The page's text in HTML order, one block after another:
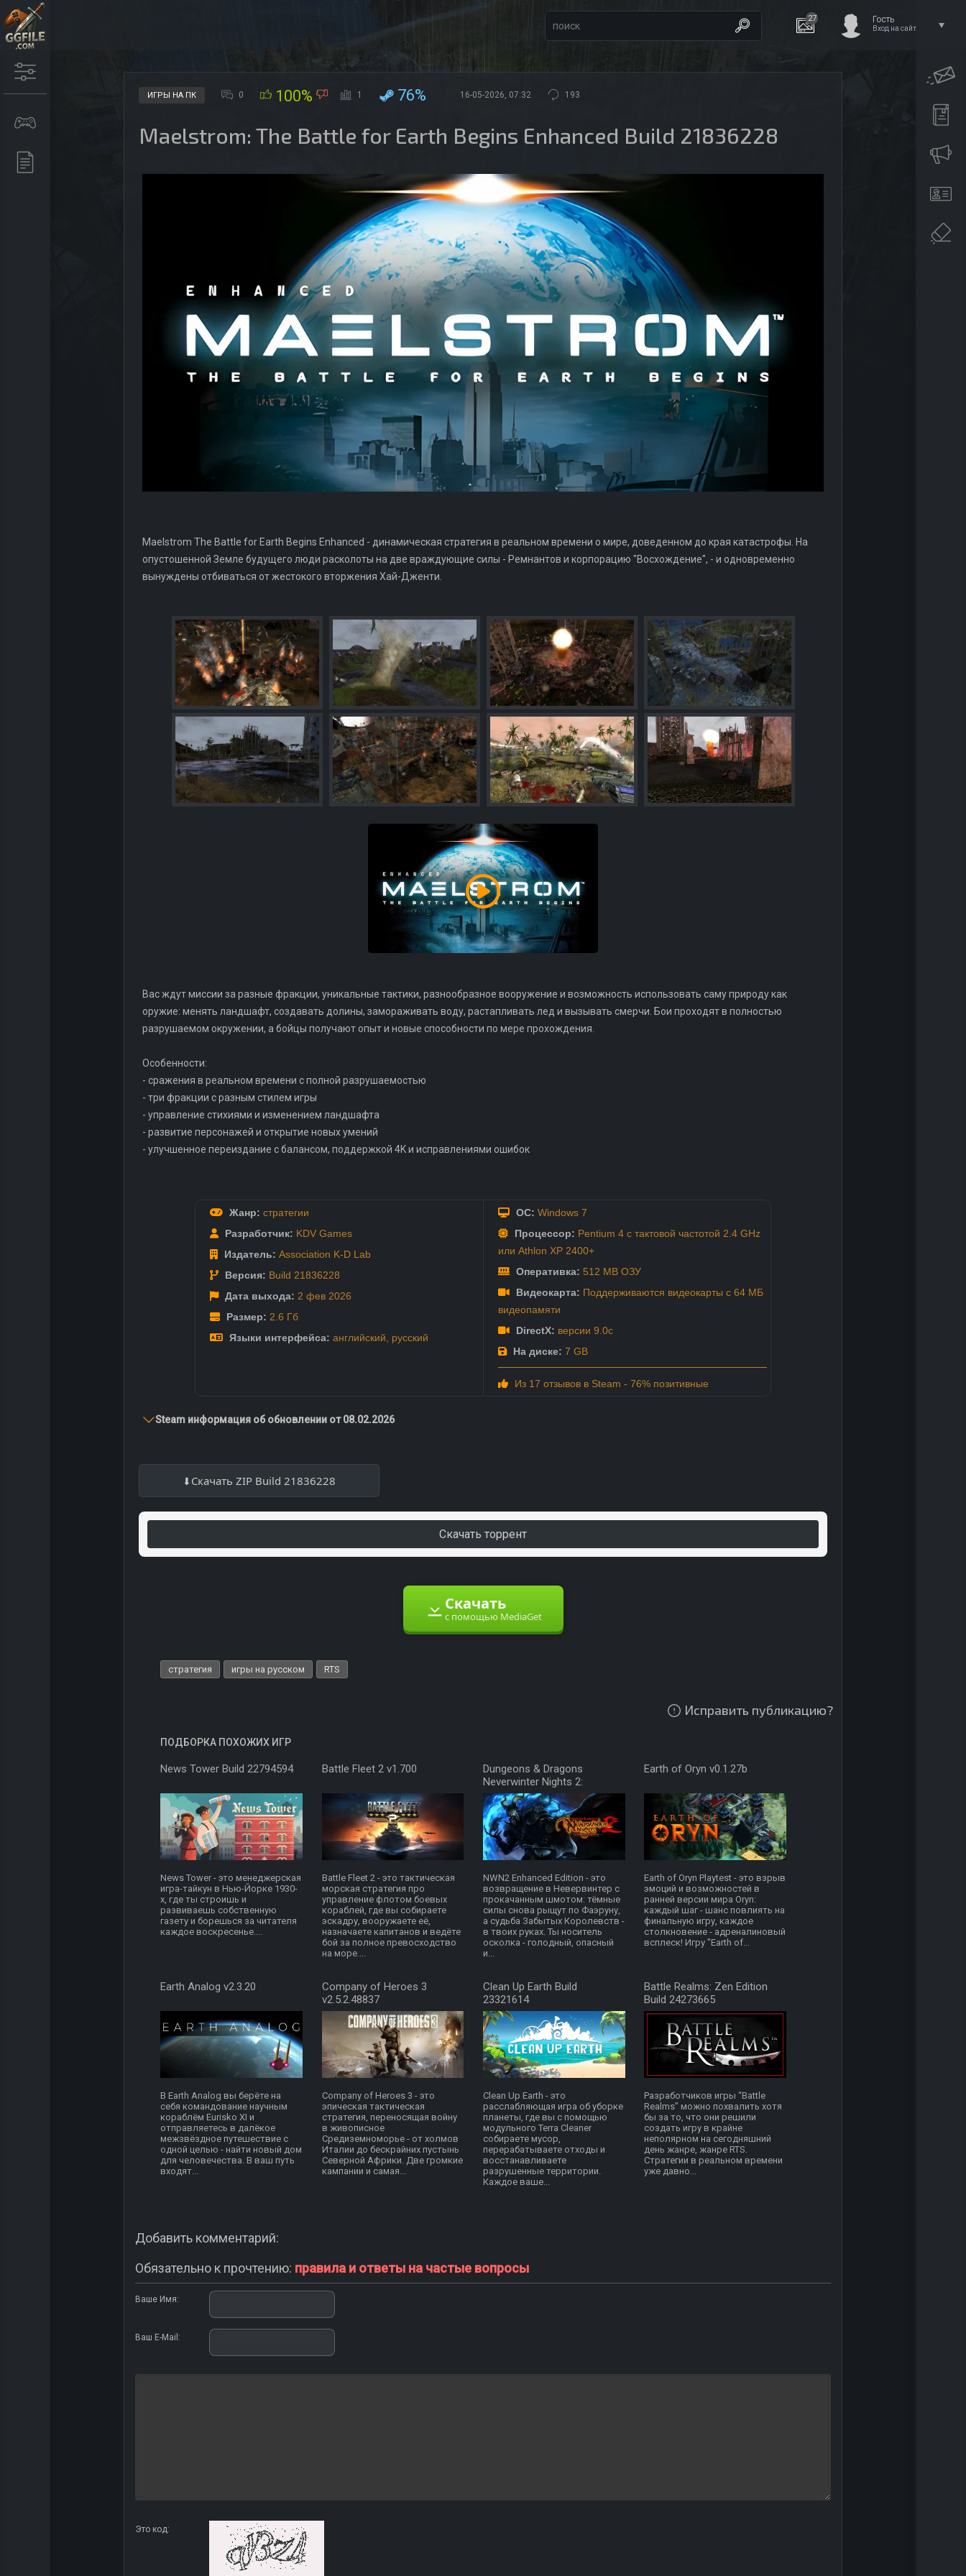
27 Гость
Вход на сайт
ИГРЫ НА ПК 0 100% 1 76% 16-05-2026, 07:32 193
Maelstrom: The Battle for Earth Begins Enhanced Build 21836228
Maelstrom The Battle for Earth Begins Enhanced - динамическая стратегия в реальном времени о мире, доведенном до края катастрофы. На
опустошенной Земле будущего люди расколоты на две враждующие силы - Ремнантов и корпорацию "Восхождение", - и одновременно
вынуждены отбиваться от жестокого вторжения Хай-Дженти.
Вас ждут миссии за разные фракции, уникальные тактики, разнообразное вооружение и возможность использовать саму природу как
оружие: менять ландшафт, создавать долины, замораживать воду, растапливать лед и вызывать смерчи. Бои проходят в полностью
разрушаемом окружении, а бойцы получают опыт и новые способности по мере прохождения.
Особенности:
- сражения в реальном времени с полной разрушаемостью
- три фракции с разным стилем игры
- управление стихиями и изменением ландшафта
- развитие персонажей и открытие новых умений
- улучшенное переиздание с балансом, поддержкой 4K и исправлениями ошибок
Жанр: стратегии
Разработчик: KDV Games
Издатель: Association K-D Lab
Версия: Build 21836228
Дата выхода: 2 фев 2026
Размер: 2.6 Гб
Языки интерфейса: английский, русский
ОС: Windows 7
Процессор: Pentium 4 с тактовой частотой 2.4 GHz
или Athlon XP 2400+
Оперативка: 512 MB ОЗУ
Видеокарта: Поддерживаются видеокарты с 64 МБ
видеопамяти
DirectX: версии 9.0c
На диске: 7 GB
Из 17 отзывов в Steam - 76% позитивные
Steam информация об обновлении от 08.02.2026
Скачать ZIP Build 21836228
Скачать торрент
Скачать
с помощью MediaGet
стратегия игры на русском RTS
Исправить публикацию?
ПОДБОРКА ПОХОЖИХ ИГР
News Tower Build 22794594
News Tower - это менеджерская
игра-тайкун в Нью-Йорке 1930-
х, где ты строишь и
развиваешь собственную
газету и борешься за читателя
каждое воскресенье....
Battle Fleet 2 v1.700
Battle Fleet 2 - это тактическая
морская стратегия про
управление флотом боевых
кораблей, где вы собираете
эскадру, вооружаете её,
назначаете капитанов и ведёте
бой за полное превосходство
на море....
Dungeons & Dragons
Neverwinter Nights 2:
NWN2 Enhanced Edition - это
возвращение в Невервинтер с
прокачанным шмотом: тёмные
силы снова рыщут по Фаэруну,
а судьба Забытых Королевств -
в твоих руках. Ты носитель
осколка - голодный, опасный
и...
Earth of Oryn v0.1.27b
Earth of Oryn Playtest - это взрыв
эмоций и возможностей в
ранней версии мира Oryn:
каждый шаг - шанс повлиять на
финальную игру, каждое
столкновение - адреналиновый
всплеск! Игру "Earth of...
Earth Analog v2.3.20
В Earth Analog вы берёте на
себя командование научным
кораблём Eurisko XI и
отправляетесь в далёкое
межзвёздное путешествие с
одной целью - найти новый дом
для человечества. В ваш путь
входят...
Company of Heroes 3
v2.5.2.48837
Company of Heroes 3 - это
эпическая тактическая
стратегия, переносящая войну
в живописное
Средиземноморье - от холмов
Италии до бескрайних пустынь
Северной Африки. Две громкие
кампании и самая...
Clean Up Earth Build
23321614
Clean Up Earth - это
расслабляющая игра об уборке
планеты, где вы с помощью
модульного Terra Cleaner
собираете мусор,
перерабатываете отходы и
восстанавливаете
разрушенные территории.
Каждое ваше...
Battle Realms: Zen Edition
Build 24273665
Разработчиков игры “Battle
Realms” можно похвалить хотя
бы за то, что они решили
создать игру в крайне
неполярном на сегодняшний
день жанре, жанре RTS.
Стратегии в реальном времени
уже давно...
Добавить комментарий:
Обязательно к прочтению: правила и ответы на частые вопросы
Ваше Имя:
Ваш E-Mail:
Это код: